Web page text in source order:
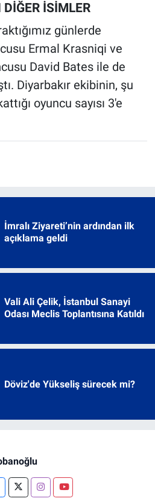
İSİMLER
günlerde
Ermal Krasniqi ve
David Bates ile de
Diyarbakır ekibinin, şu
oyuncu sayısı 3'e
İmralı Ziyareti’nin ardından ilk
açıklama geldi
Vali Ali Çelik, İstanbul Sanayi
Odası Meclis Toplantısına Katıldı
Döviz'de Yükseliş sürecek mi?